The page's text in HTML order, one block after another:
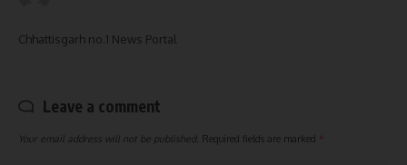
Chhattisgarh no.1 News Portal
Leave a comment
Your email address will not be published. Required fields are marked *